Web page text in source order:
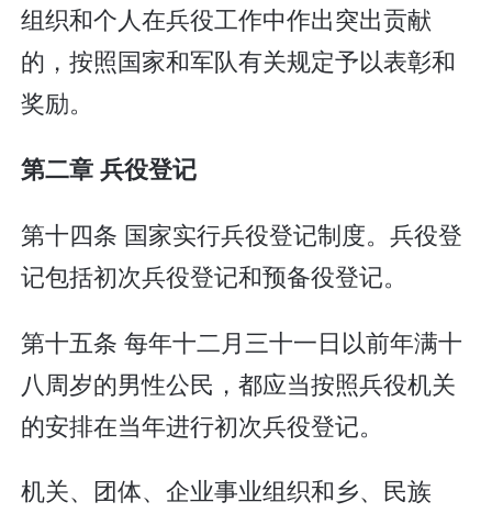
组织和个人在兵役工作中作出突出贡献
的，按照国家和军队有关规定予以表彰和
奖励。
第二章 兵役登记
第十四条 国家实行兵役登记制度。兵役登
记包括初次兵役登记和预备役登记。
第十五条 每年十二月三十一日以前年满十
八周岁的男性公民，都应当按照兵役机关
的安排在当年进行初次兵役登记。
机关、团体、企业事业组织和乡、民族